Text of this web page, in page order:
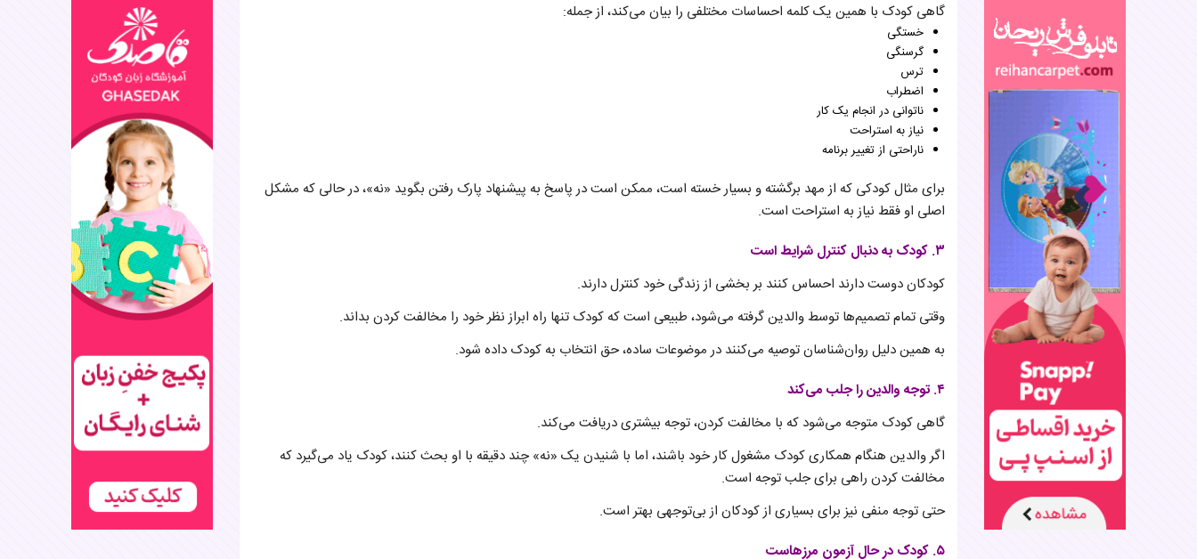
گاهی کودک با همین یک کلمه احساسات مختلفی را بیان می‌کند، از جمله:
خستگی
گرسنگی
ترس
اضطراب
ناتوانی در انجام یک کار
نیاز به استراحت
ناراحتی از تغییر برنامه
برای مثال کودکی که از مهد برگشته و بسیار خسته است، ممکن است در پاسخ به پیشنهاد پارک رفتن بگوید «نه»، در حالی که مشکل
اصلی او فقط نیاز به استراحت است.
۳. کودک به دنبال کنترل شرایط است
کودکان دوست دارند احساس کنند بر بخشی از زندگی خود کنترل دارند.
وقتی تمام تصمیم‌ها توسط والدین گرفته می‌شود، طبیعی است که کودک تنها راه ابراز نظر خود را مخالفت کردن بداند.
به همین دلیل روان‌شناسان توصیه می‌کنند در موضوعات ساده، حق انتخاب به کودک داده شود.
۴. توجه والدین را جلب می‌کند
گاهی کودک متوجه می‌شود که با مخالفت کردن، توجه بیشتری دریافت می‌کند.
اگر والدین هنگام همکاری کودک مشغول کار خود باشند، اما با شنیدن یک «نه» چند دقیقه با او بحث کنند، کودک یاد می‌گیرد که
مخالفت کردن راهی برای جلب توجه است.
حتی توجه منفی نیز برای بسیاری از کودکان از بی‌توجهی بهتر است.
۵. کودک در حال آزمون مرزهاست